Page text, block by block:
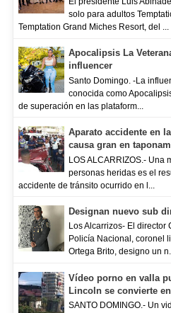
solo para adultos
Temptation Grand Miches Resort, del ...
Apocalipsis La
influencer
Santo Domingo. -La
conocida como
de superación en las plataform...
Aparato accidente en
causa gran en
LOS ALCARRIZOS.- Una
personas heridas es el
accidente de tránsito ocurrido en l...
Designan nuevo sub
Los Alcarrizos- El director
Policía Nacional, coronel
Ortega Brito, designo un
Vídeo porno en valla
Lincoln se convierte
SANTO DOMINGO.- Un